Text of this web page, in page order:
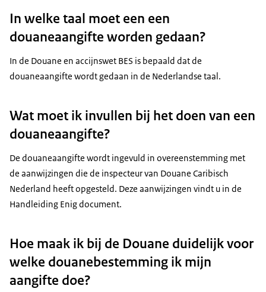
In welke taal moet een een
douaneaangifte worden gedaan?
In de Douane en accijnswet BES is bepaald dat de
douaneaangifte wordt gedaan in de Nederlandse taal.
Wat moet ik invullen bij het doen van een
douaneaangifte?
De douaneaangifte wordt ingevuld in overeenstemming met
de aanwijzingen die de inspecteur van Douane Caribisch
Nederland heeft opgesteld. Deze aanwijzingen vindt u in de
Handleiding Enig document.
Hoe maak ik bij de Douane duidelijk voor
welke douanebestemming ik mijn
aangifte doe?